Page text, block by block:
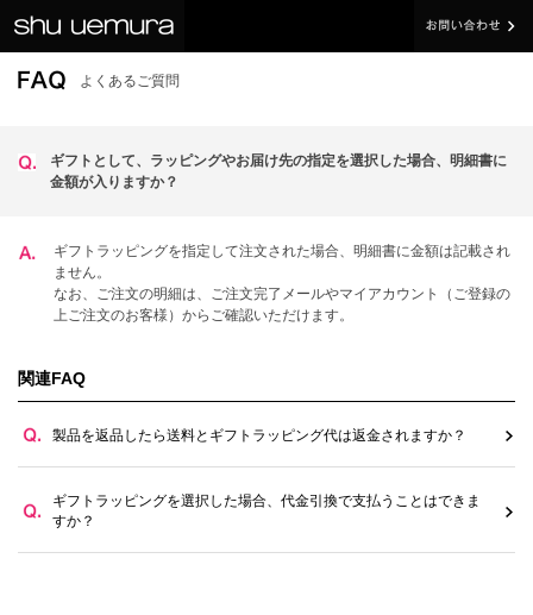
よくあるご質問
ギフトとして、ラッピングやお届け先の指定を選択した場合、明細書に
金額が入りますか？
ギフトラッピングを指定して注文された場合、明細書に金額は記載され
ません。
なお、ご注文の明細は、ご注文完了メールやマイアカウント（ご登録の
上ご注文のお客様）からご確認いただけます。
関連FAQ
製品を返品したら送料とギフトラッピング代は返金されますか？
ギフトラッピングを選択した場合、代金引換で支払うことはできま
すか？